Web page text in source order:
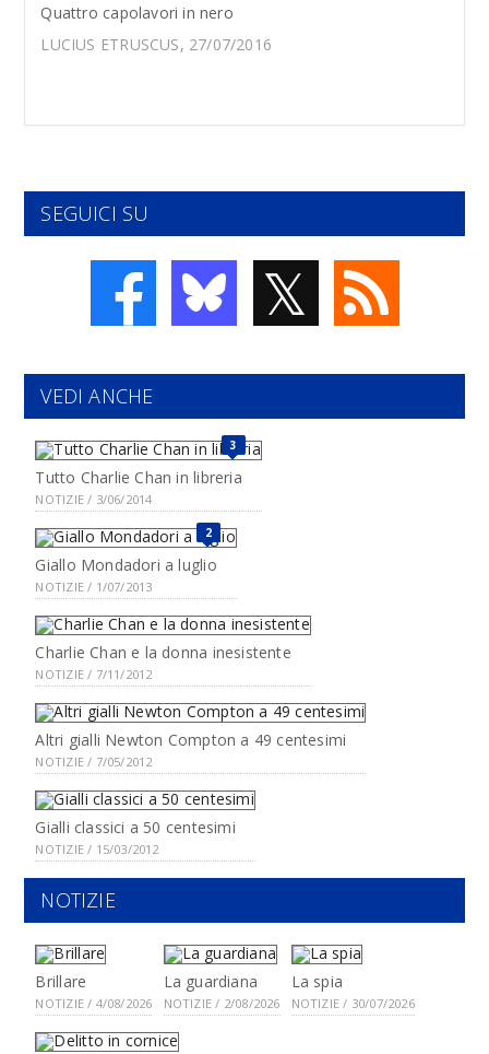
Quattro capolavori in nero
LUCIUS ETRUSCUS, 27/07/2016
SEGUICI SU
𝕏
VEDI ANCHE
3
Tutto Charlie Chan in libreria
NOTIZIE / 3/06/2014
2
Giallo Mondadori a luglio
NOTIZIE / 1/07/2013
Charlie Chan e la donna inesistente
NOTIZIE / 7/11/2012
Altri gialli Newton Compton a 49 centesimi
NOTIZIE / 7/05/2012
Gialli classici a 50 centesimi
NOTIZIE / 15/03/2012
NOTIZIE
Brillare
NOTIZIE / 4/08/2026
La guardiana
NOTIZIE / 2/08/2026
La spia
NOTIZIE / 30/07/2026